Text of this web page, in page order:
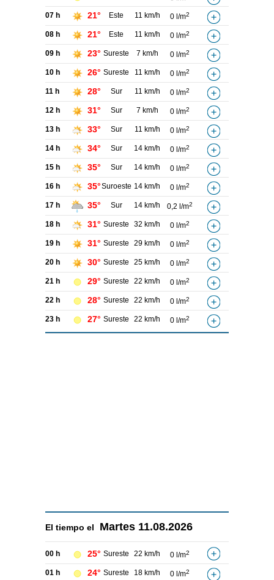
07 h 21° Este 11 km/h 0 l/m2
08 h 21° Este 11 km/h 0 l/m2
09 h 23° Sureste 7 km/h 0 l/m2
10 h 26° Sureste 11 km/h 0 l/m2
11 h 28° Sur 11 km/h 0 l/m2
12 h 31° Sur 7 km/h 0 l/m2
13 h 33° Sur 11 km/h 0 l/m2
14 h 34° Sur 14 km/h 0 l/m2
15 h 35° Sur 14 km/h 0 l/m2
16 h 35°Suroeste 14 km/h 0 l/m2
17 h 35° Sur 14 km/h 0,2 l/m2
18 h 31° Sureste 32 km/h 0 l/m2
19 h 31° Sureste 29 km/h 0 l/m2
20 h 30° Sureste 25 km/h 0 l/m2
21 h 29° Sureste 22 km/h 0 l/m2
22 h 28° Sureste 22 km/h 0 l/m2
23 h 27° Sureste 22 km/h 0 l/m2
El tiempo el Martes 11.08.2026
00 h 25° Sureste 22 km/h 0 l/m2
01 h 24° Sureste 18 km/h 0 l/m2